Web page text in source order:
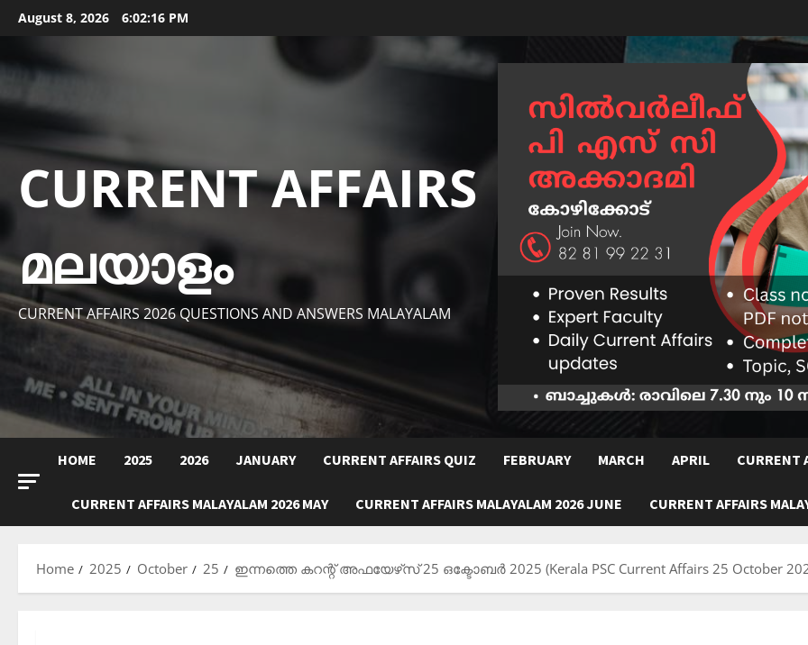
SkipAugust 8, 2026 6:02:18 PM
CURRENT AFFAIRS
മലയാളം
CURRENT AFFAIRS 2026 QUESTIONS AND ANSWERS MALAYALAM
HOME 2025 2026 JANUARY CURRENT AFFAIRS QUIZ FEBRUARY MARCH APRIL CURRENT
CURRENT AFFAIRS MALAYALAM 2026 MAY CURRENT AFFAIRS MALAYALAM 2026 JUNE CURRENT AFFAIRS
Home 2025 October 25 ഇന്നത്തെ കറന്റ് അഫയേഴ്‌സ് 25 ഒക്ടോബര്‍ 2025 (Kerala PSC Current Affairs 25 October